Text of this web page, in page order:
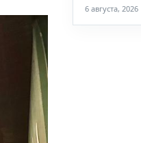
6 августа, 2026